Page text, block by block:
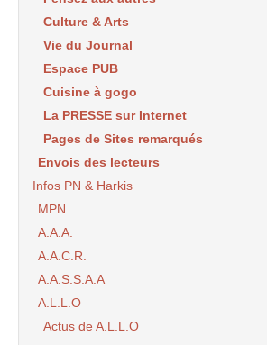
Culture & Arts
Vie du Journal
Espace PUB
Cuisine à gogo
La PRESSE sur Internet
Pages de Sites remarqués
Envois des lecteurs
Infos PN & Harkis
MPN
A.A.A.
A.A.C.R.
A.A.S.S.A.A
A.L.L.O
Actus de A.L.L.O